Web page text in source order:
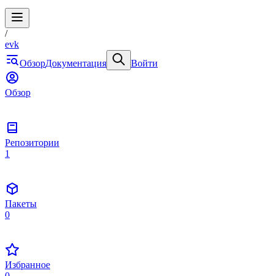
/
evk
ОбзорДокументация Войти
Обзор
Репозитории
1
Пакеты
0
Избранное